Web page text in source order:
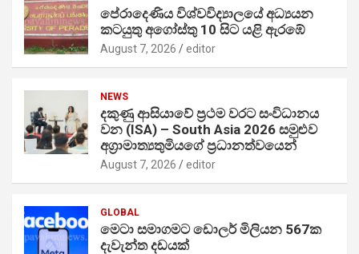
පේරාදෙණිය විශ්වවිද්‍යාලයේ අධ්‍යයන
කටයුතු අගෝස්තු 10 සිට යළි ඇරඹේ
August 7, 2026 editor
NEWS
දකුණු ආසියාවේ ප්‍රථම වරට සංවිධානය
වන (ISA) – South Asia 2026 සමුළුව
අග්‍රාමාත්‍යතුමියගේ ප්‍රධානත්වයෙන්
August 7, 2026 editor
GLOBAL
මෙටා සමාගමට ඩොලර් මිලියන 567ක
දැවැන්ත දඩයක්